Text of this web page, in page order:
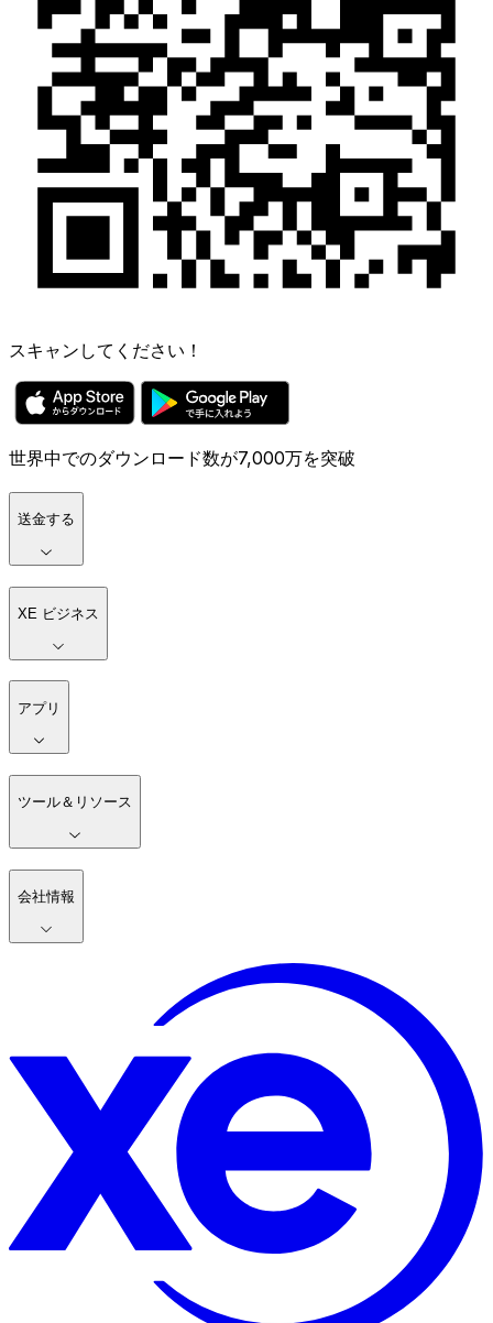
スキャンしてください！
世界中でのダウンロード数が7,000万を突破
送金する
XE ビジネス
アプリ
ツール＆リソース
会社情報